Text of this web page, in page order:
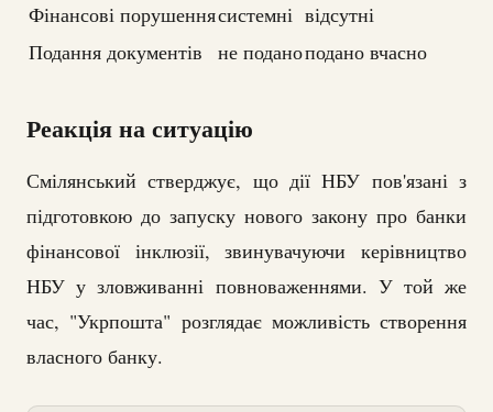
Фінансові порушеннясистемні відсутні
Подання документів
не поданоподано вчасно
Реакція на ситуацію
Смілянський стверджує, що дії НБУ пов'язані з
підготовкою до запуску нового закону про банки
фінансової інклюзії, звинувачуючи керівництво
НБУ у зловживанні повноваженнями. У той же
час, "Укрпошта" розглядає можливість створення
власного банку.